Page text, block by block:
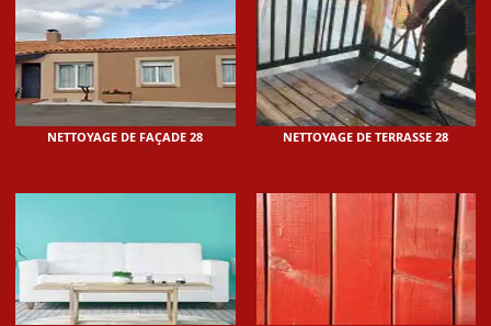
NETTOYAGE DE FAÇADE 28 NETTOYAGE DE TERRASSE 28